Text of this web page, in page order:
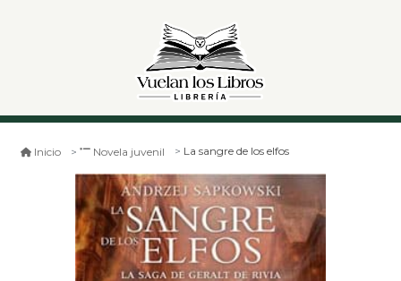
Inicio Novela juvenil La sangre de los elfos